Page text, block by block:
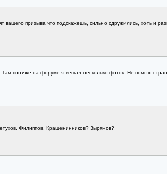
призыва что подскажешь, сильно сдружились, хоть и
пониже на форуме я вешал несколько фоток. Не помню
Филиппов, Крашенинников? Зырянов?